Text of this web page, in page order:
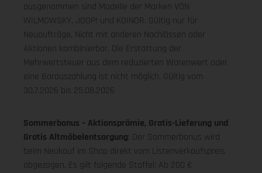
ausgenommen sind Modelle der Marken VON
WILMOWSKY, JOOP! und KOINOR. Gültig nur für
Neuaufträge. Nicht mit anderen Nachlässen oder
Aktionen kombinierbar. Die Erstattung der
Mehrwertsteuer aus dem reduzierten Warenwert oder
eine Barauszahlung ist nicht möglich. Gültig vom
30.7.2026 bis 25.08.2026
Sommerbonus – Aktionsprämie, Gratis-Lieferung und
Gratis Altmöbelentsorgung: Der Sommerbonus wird
beim Neukauf im Shop direkt vom Listenverkaufspreis
abgezogen. Es gilt folgende Staffel: Ab 200 €